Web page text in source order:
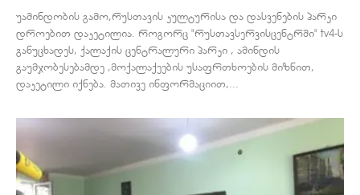
უამინდობის გამო,რუსთავის კულტურისა და დასვენების პარკი
დროებით დაკეტილია. როგორც "რუსთავსერვისცენტრში" tv4-ს
განუცხადეს, ქალაქის ცენტრალური პარკი , ამინდის
გაუმჯობესებამდე ,მოქალაქეების უსაფრთხოების მიზნით,
დაკეტილი იქნება. მათივე ინფორმაციით,...